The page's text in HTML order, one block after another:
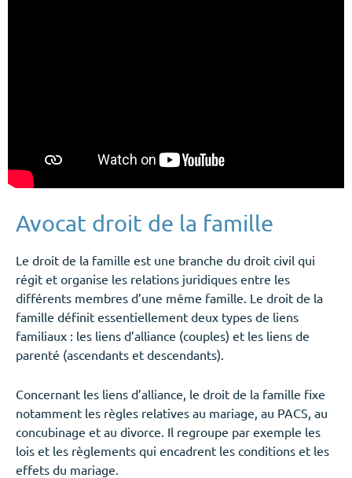
Avocat droit de la famille
Le droit de la famille est une branche du droit civil qui
régit et organise les relations juridiques entre les
différents membres d’une même famille. Le droit de la
famille définit essentiellement deux types de liens
familiaux : les liens d’alliance (couples) et les liens de
parenté (ascendants et descendants).
Concernant les liens d’alliance, le droit de la famille fixe
notamment les règles relatives au mariage, au PACS, au
concubinage et au divorce. Il regroupe par exemple les
lois et les règlements qui encadrent les conditions et les
effets du mariage.